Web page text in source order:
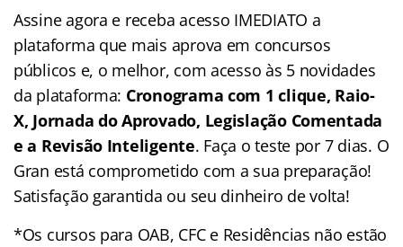
Assine agora e receba acesso IMEDIATO a
plataforma que mais aprova em concursos
públicos e, o melhor, com acesso às 5 novidades
da plataforma: Cronograma com 1 clique, Raio-
X, Jornada do Aprovado, Legislação Comentada
e a Revisão Inteligente. Faça o teste por 7 dias. O
Gran está comprometido com a sua preparação!
Satisfação garantida ou seu dinheiro de volta!
*Os cursos para OAB, CFC e Residências não estão